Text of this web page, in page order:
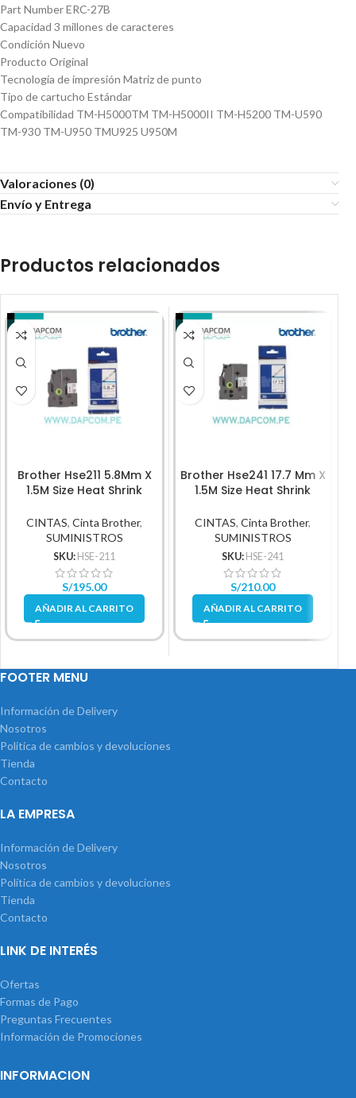
Part Number ERC-27B
Capacidad 3 millones de caracteres
Condición Nuevo
Producto Original
Tecnología de impresión Matriz de punto
Tipo de cartucho Estándar
Compatibilidad TM-H5000TM TM-H5000II TM-H5200 TM-U590
TM-930 TM-U950 TMU925 U950M
Valoraciones (0)
Envío y Entrega
Productos relacionados
Brother Hse211 5.8Mm X
1.5M Size Heat Shrink
CINTAS,Cinta Brother,
SUMINISTROS
SKU: HSE-211
S/195.00
AÑADIR AL CARRITO
Brother Hse241 17.7 Mm X
1.5M Size Heat Shrink
CINTAS,Cinta Brother,
SUMINISTROS
SKU: HSE-241
S/210.00
AÑADIR AL CARRITO
FOOTER MENU
Información de Delivery
Nosotros
Política de cambios y devoluciones
Tienda
Contacto
LA EMPRESA
Información de Delivery
Nosotros
Política de cambios y devoluciones
Tienda
Contacto
LINK DE INTERÉS
Ofertas
Formas de Pago
Preguntas Frecuentes
Información de Promociones
INFORMACION